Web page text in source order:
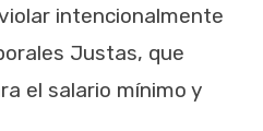
intencionalmente
Justas, que
el salario mínimo y